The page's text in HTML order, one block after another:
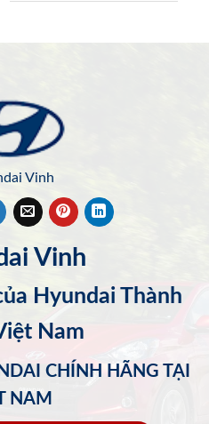
Vinh
Vinh
Hyundai Thành
Nam
CHÍNH HÃNG TẠI
NAM